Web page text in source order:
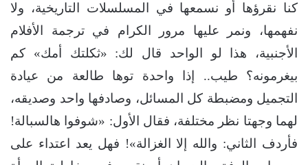
كنا نقرؤها أو نسمعها في المسلسلات التاريخية، ولا
نفهمها، ونمر عليها مرور الكرام في ترجمة الأفلام
الأجنبية، هذا لو الواحد قال لك: «ثكلتك أمك» كم
بيغرمونه؟ طيب.. إذا واحدة توها طالعة من عيادة
التجميل ومضبطة كل المسائل، وصادفها واحد وصديقه،
لهما وجهتا نظر مختلفة، فقال الأول: «شوفوا هالسبالة!
فأردف الثاني: والله إلا الغزالة»! فهل يعد اعتداء على